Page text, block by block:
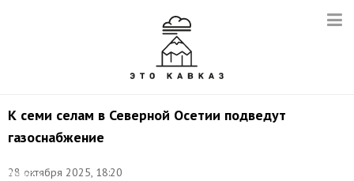
К семи селам в Северной Осетии подведут
газоснабжение
28 октября 2025, 18:20
Алексей